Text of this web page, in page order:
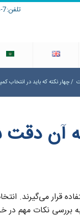
تلفن:7-46069204--021
/چهار نکته که باید در انتخاب
آن
قرار می‌گیرند.
بررسی نکات مهم در